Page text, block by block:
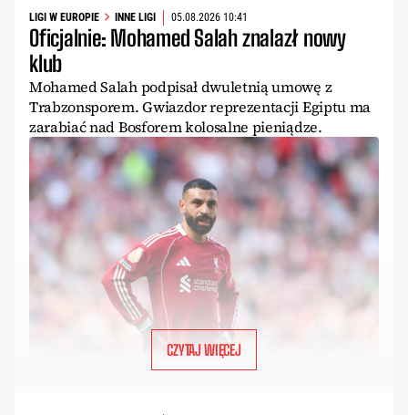
LIGI W EUROPIE INNE LIGI 05.08.2026 10:41
Oficjalnie: Mohamed Salah znalazł nowy
klub
Mohamed Salah podpisał dwuletnią umowę z
Trabzonsporem. Gwiazdor reprezentacji Egiptu ma
zarabiać nad Bosforem kolosalne pieniądze.
CZYTAJ WIĘCEJ